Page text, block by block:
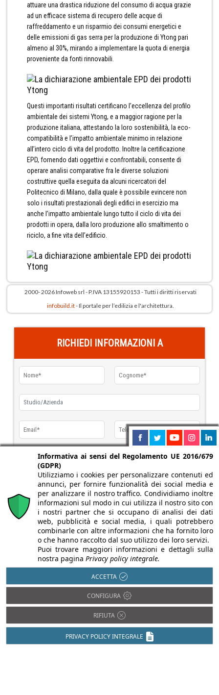
attuare una drastica riduzione del consumo di acqua grazie
ad un efficace sistema di recupero delle acque di
raffreddamento e un risparmio dei consumi energetici e
delle emissioni di gas serra per la produzione di Ytong pari
almeno al 30%, mirando a implementare la quota di energia
proveniente da fonti rinnovabili.
Questi importanti risultati certificano l’eccellenza del profilo
ambientale dei sistemi Ytong, e a maggior ragione per la
produzione italiana, attestando la loro sostenibilità, la eco-
compatibilità e l’impatto ambientale minimo in relazione
all’intero ciclo di vita del prodotto. Inoltre la certificazione
EPD, fornendo dati oggettivi e confrontabili, consente di
operare analisi comparative fra le diverse soluzioni
costruttive quella eseguita da alcuni ricercatori del
Politecnico di Milano, dalla quale è possibile evincere non
solo i risultati prestazionali degli edifici in esercizio ma
anche l’impatto ambientale lungo tutto il ciclo di vita dei
prodotti in opera, dalla loro produzione allo smaltimento o
riciclo, a fine vita dell’edificio.
2000- 2026 Infoweb srl - P.IVA 13155920153 - Tutti i diritti riservati
infobuild.it- Il portale per l’edilizia e l'architettura.
RICHIEDI INFORMAZIONI A
dichiaro di aver letto e accettatol'informativa sulla privacy
CODICE DI SICUREZZA
Informativa ai sensi del Regolamento UE 2016/679
(GDPR)
Utilizziamo i cookies per personalizzare contenuti ed
annunci, per fornire funzionalità dei social media e
per analizzare il nostro traffico. Condividiamo inoltre
informazioni sul modo in cui utilizza il nostro sito con
i nostri partner che si occupano di analisi dei dati
web, pubblicità e social media, i quali potrebbero
combinarle con altre informazioni che ha fornito loro
o che hanno raccolto dal suo utilizzo dei loro servizi.
Puoi trovare maggiori informazioni e dettagli sulla
nostra pagina Privacy policy integrale.
ACCETTA
CONFIGURA
RIFIUTA
PRIVACY POLICY INTEGRALE